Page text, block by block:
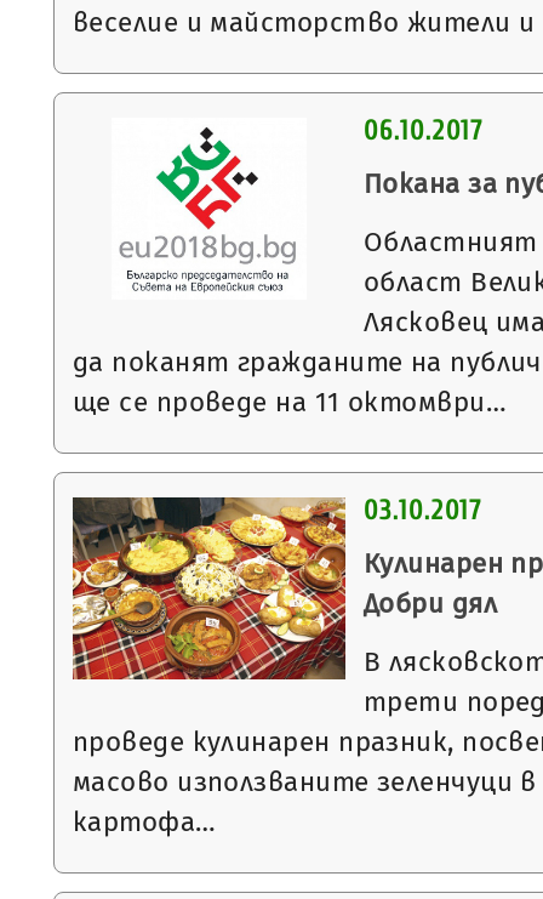
веселие и майсторство жители
06.10.2017
Покана за
Областният
област
Лясковец
да поканят гражданите на
ще се проведе на 11 октомври…
03.10.2017
Кулинарен
Добри дял
В
трети
проведе кулинарен празник,
масово използваните зеленчуци
картофа…